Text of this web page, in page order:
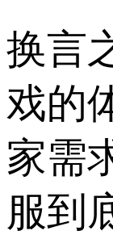
换言
戏的
家需
服到